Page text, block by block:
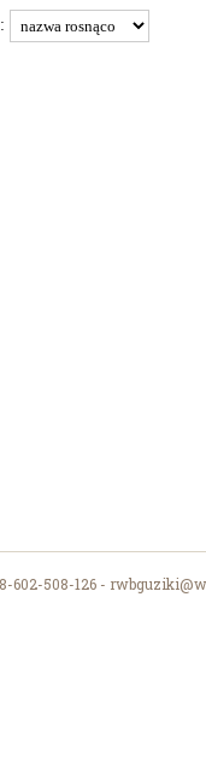
602-508-126 -